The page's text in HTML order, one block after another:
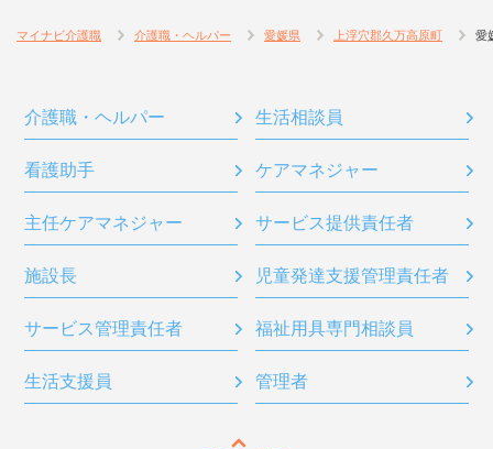
マイナビ介護職 介護職・ヘルパー 愛媛県 上浮穴郡久万高原町 愛
介護職・ヘルパー 生活相談員
看護助手 ケアマネジャー
主任ケアマネジャー サービス提供責任者
施設長 児童発達支援管理責任者
サービス管理責任者 福祉用具専門相談員
生活支援員 管理者